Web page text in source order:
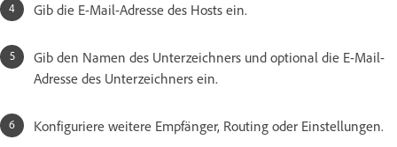
Gib die E-Mail-Adresse des Hosts ein.
Gib den Namen des Unterzeichners und optional die E-Mail-
Adresse des Unterzeichners ein.
Konfiguriere weitere Empfänger, Routing oder Einstellungen.